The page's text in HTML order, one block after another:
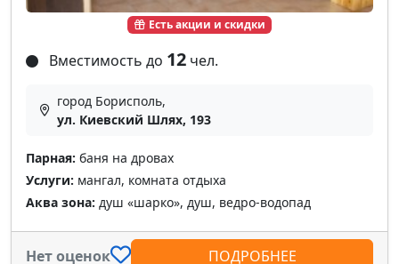
Есть акции и скидки
Вместимость до 12 чел.
город Борисполь,
ул. Киевский Шлях, 193
Парная: баня на дровах
Услуги: мангал, комната отдыха
Аква зона: душ «шарко», душ, ведро-водопад
Нет оценок ПОДРОБНЕЕ